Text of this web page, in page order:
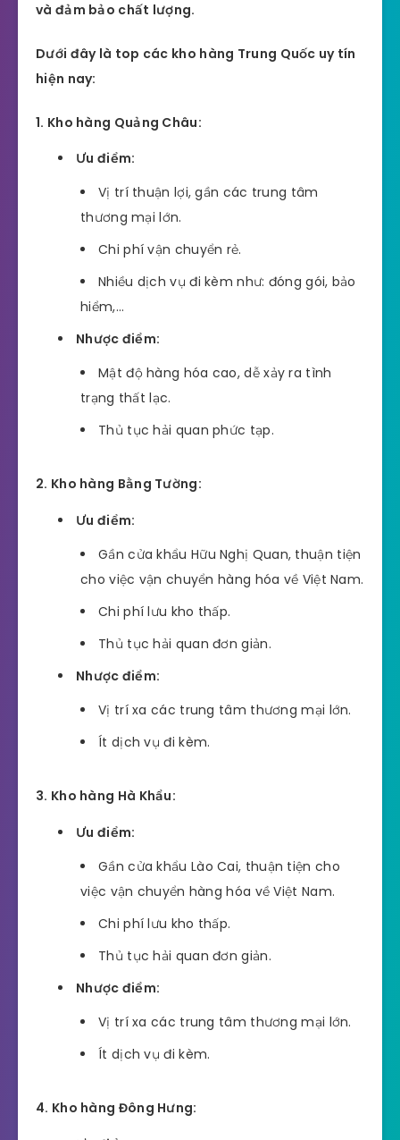
và đảm bảo chất lượng.
Dưới đây là top các kho hàng Trung Quốc uy tín
hiện nay:
1. Kho hàng Quảng Châu:
Ưu điểm:
Vị trí thuận lợi, gần các trung tâm
thương mại lớn.
Chi phí vận chuyển rẻ.
Nhiều dịch vụ đi kèm như: đóng gói, bảo
hiểm,…
Nhược điểm:
Mật độ hàng hóa cao, dễ xảy ra tình
trạng thất lạc.
Thủ tục hải quan phức tạp.
2. Kho hàng Bằng Tường:
Ưu điểm:
Gần cửa khẩu Hữu Nghị Quan, thuận tiện
cho việc vận chuyển hàng hóa về Việt Nam.
Chi phí lưu kho thấp.
Thủ tục hải quan đơn giản.
Nhược điểm:
Vị trí xa các trung tâm thương mại lớn.
Ít dịch vụ đi kèm.
3. Kho hàng Hà Khẩu:
Ưu điểm:
Gần cửa khẩu Lào Cai, thuận tiện cho
việc vận chuyển hàng hóa về Việt Nam.
Chi phí lưu kho thấp.
Thủ tục hải quan đơn giản.
Nhược điểm:
Vị trí xa các trung tâm thương mại lớn.
Ít dịch vụ đi kèm.
4. Kho hàng Đông Hưng: